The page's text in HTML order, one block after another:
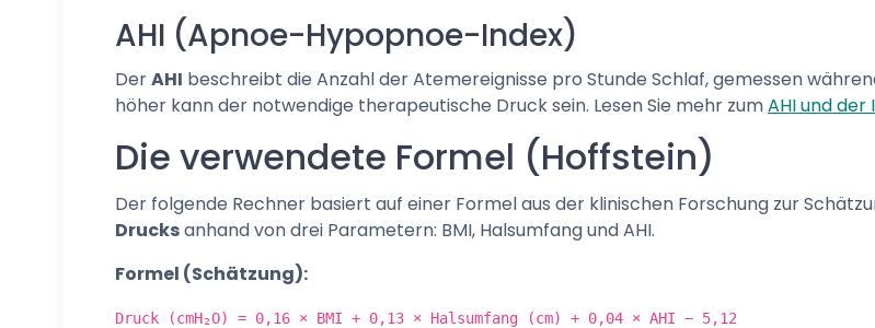
AHI (Apnoe-Hypopnoe-Index)
DerAHI beschreibt die Anzahl der Atemereignisse pro Stunde Schlaf, gemessen
höher kann der notwendige therapeutische Druck sein. Lesen Sie mehr zumAHI und
Die verwendete Formel (Hoffstein)
Der folgende Rechner basiert auf einer Formel aus der klinischen Forschung zur
Drucksanhand von drei Parametern: BMI, Halsumfang und AHI.
Formel (Schätzung):
Druck (cmH₂O) = 0,16 × BMI + 0,13 × Halsumfang (cm) + 0,04 × AHI − 5,12